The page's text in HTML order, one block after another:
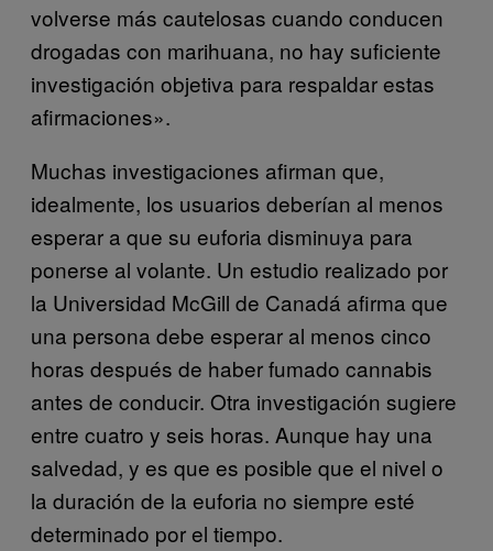
volverse más cautelosas cuando conducen
drogadas con marihuana, no hay suficiente
investigación objetiva para respaldar estas
afirmaciones».
Muchas investigaciones afirman que,
idealmente, los usuarios deberían al menos
esperar a que su euforia disminuya para
ponerse al volante. Un estudio realizado por
la Universidad McGill de Canadá afirma que
una persona debe esperar al menos cinco
horas después de haber fumado cannabis
antes de conducir. Otra investigación sugiere
entre cuatro y seis horas. Aunque hay una
salvedad, y es que es posible que el nivel o
la duración de la euforia no siempre esté
determinado por el tiempo.